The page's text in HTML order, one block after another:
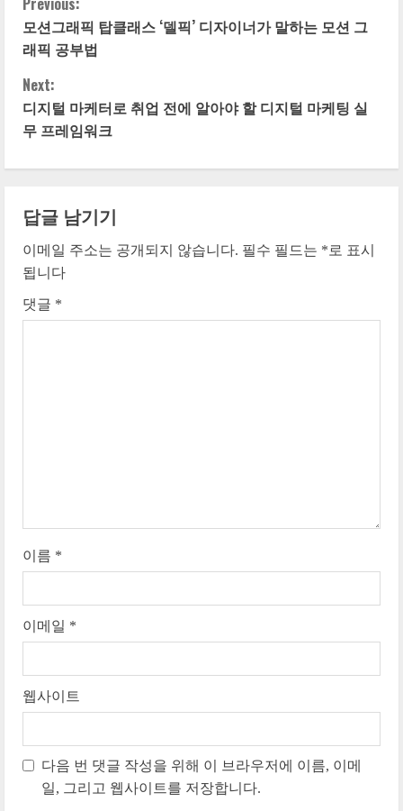
C
o
n
t
i
u
e
R
모션그래픽 탑클래스 ‘델픽’ 디자이너가 말하는 모션 그
래픽 공부법
Next:
디지털 마케터로 취업 전에 알아야 할 디지털 마케팅 실
무 프레임워크
답글 남기기
이메일 주소는 공개되지 않습니다. 필수 필드는 * 로 표시
됩니다
댓글 *
이름 *
이메일 *
웹사이트
다음 번 댓글 작성을 위해 이 브라우저에 이름, 이메
일, 그리고 웹사이트를 저장합니다.